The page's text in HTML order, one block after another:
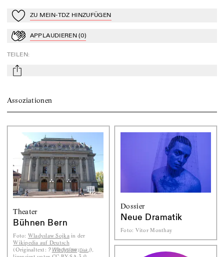
Zu Mein-TdZ hinzufügen
ZU MEIN-TDZ HINZUFÜGEN
ApplaudierenAPPLAUDIEREN (0)
TEILEN:
mail
Assoziationen
Theater
Bühnen Bern
Foto: Wladyslaw Sojkain der
Wikipedia auf Deutsch
(Originaltext: ? Wladyslaw [Disk.]),
Dossier
Neue Dramatik
Foto: Vitor Monthay